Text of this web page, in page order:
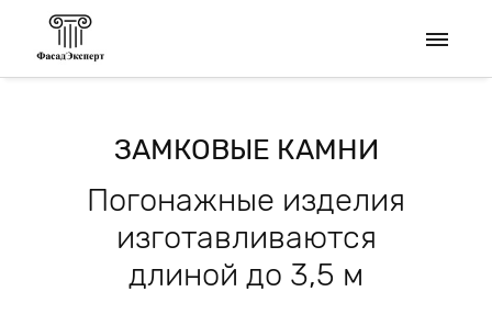
ЗАМКОВЫЕ КАМНИ
Погонажные изделия
изготавливаются
длиной до 3,5 м